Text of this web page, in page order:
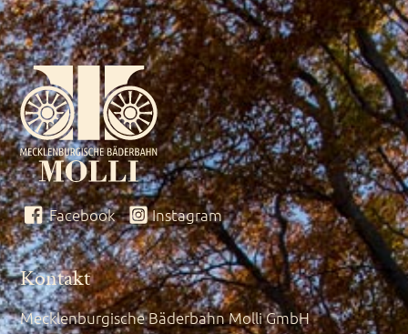
Facebook Instagram
Kontakt
Mecklenburgische Bäderbahn Molli GmbH